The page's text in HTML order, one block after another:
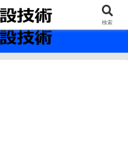
報インフラ。
検索